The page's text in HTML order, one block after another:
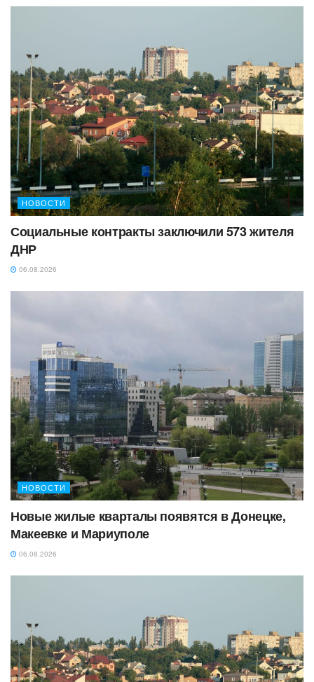
НОВОСТИ
Социальные контракты заключили 573 жителя
ДНР
06.08.2026
НОВОСТИ
Новые жилые кварталы появятся в Донецке,
Макеевке и Мариуполе
06.08.2026